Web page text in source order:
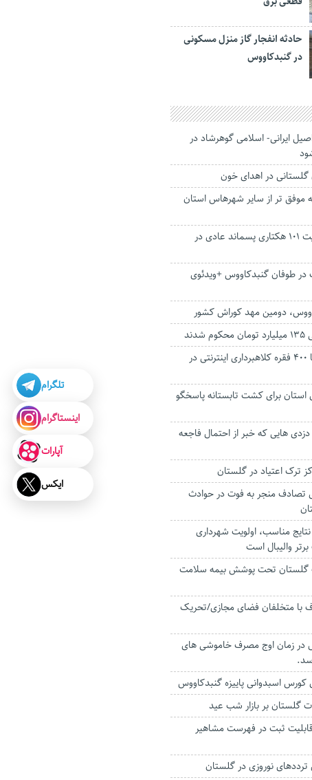
حادثه انفجار گاز منزل مسکونی
در گنبدکاووس
ایرانی- اسلامی گوهرشاد در
گلستانی در اهدای خون
موفق تر از سایر شهرهاس استان
ضرورت ایجاد سایت ۱۰۱ هکتاری پسماند عادی در
طوفان گنبدکاووس +ویدئوی
دومین مهد کوراش کشور
دستگیری متهم با ۴۰۰ فقره کلاهبرداری اینترنتی در
برای کشت تابستانه پاسخگو
دزدی هایی که خبر از احتمال فاجعه
ترک اعتیاد در گلستان
درصدی تصادف منجر به فوت در حوادث
مناسب، اولویت شهرداری
والیبال است
گلستان تحت پوشش بیمه سلامت
با متخلفان فضای مجازی/تحریک
در زمان اوج مصرف خاموشی های
گلستان بر بازار شب عید
ثبت در فهرست مشاهیر
تلگرام
اینستاگرام
آپارات
ایکس